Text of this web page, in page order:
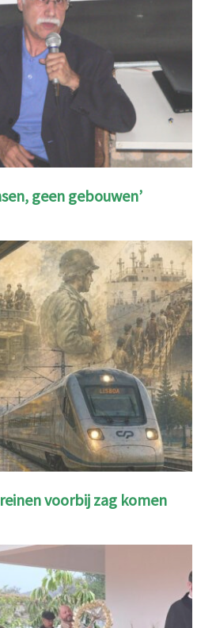
geen gebouwen’
voorbij zag komen